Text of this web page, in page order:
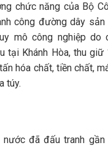
chức năng của Bộ
công đường dây
mô công nghiệp do
tại Khánh Hòa, thu giữ
hóa chất, tiền chất,
túy.
đã đấu tranh gần